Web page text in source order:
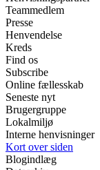
Teammedlem
Presse
Henvendelse
Kreds
Find os
Subscribe
Online fællesskab
Seneste nyt
Brugergruppe
Lokalmiljø
Interne henvisninger
Kort over siden
Blogindlæg